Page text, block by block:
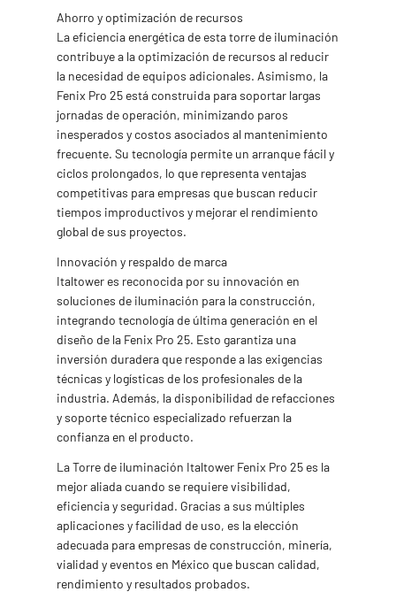
Ahorro y optimización de recursos
La eficiencia energética de esta torre de iluminación
contribuye a la optimización de recursos al reducir
la necesidad de equipos adicionales. Asimismo, la
Fenix Pro 25 está construida para soportar largas
jornadas de operación, minimizando paros
inesperados y costos asociados al mantenimiento
frecuente. Su tecnología permite un arranque fácil y
ciclos prolongados, lo que representa ventajas
competitivas para empresas que buscan reducir
tiempos improductivos y mejorar el rendimiento
global de sus proyectos.
Innovación y respaldo de marca
Italtower es reconocida por su innovación en
soluciones de iluminación para la construcción,
integrando tecnología de última generación en el
diseño de la Fenix Pro 25. Esto garantiza una
inversión duradera que responde a las exigencias
técnicas y logísticas de los profesionales de la
industria. Además, la disponibilidad de refacciones
y soporte técnico especializado refuerzan la
confianza en el producto.
La Torre de iluminación Italtower Fenix Pro 25 es la
mejor aliada cuando se requiere visibilidad,
eficiencia y seguridad. Gracias a sus múltiples
aplicaciones y facilidad de uso, es la elección
adecuada para empresas de construcción, minería,
vialidad y eventos en México que buscan calidad,
rendimiento y resultados probados.